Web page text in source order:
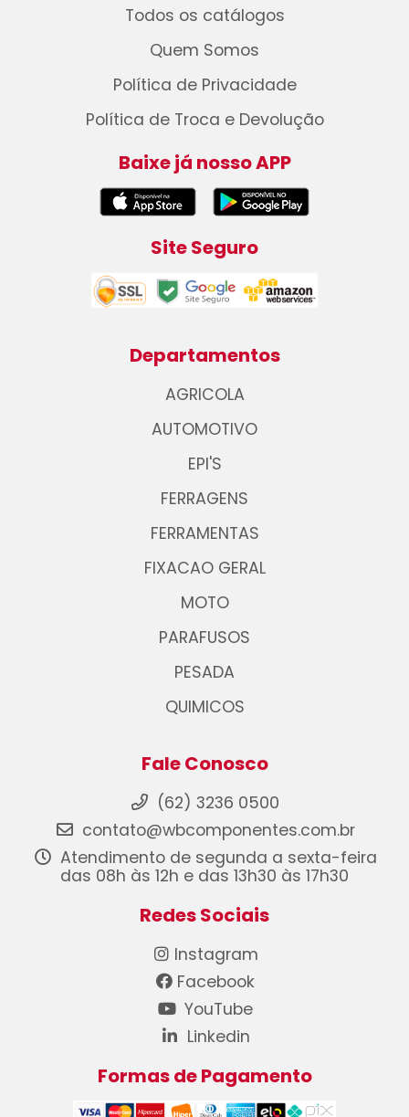
Todos os catálogos
Quem Somos
Política de Privacidade
Política de Troca e Devolução
Baixe já nosso APP
Site Seguro
Departamentos
AGRICOLA
AUTOMOTIVO
EPI'S
FERRAGENS
FERRAMENTAS
FIXACAO GERAL
MOTO
PARAFUSOS
PESADA
QUIMICOS
Fale Conosco
(62) 3236 0500
contato@wbcomponentes.com.br
Atendimento de segunda a sexta-feira
das 08h às 12h e das 13h30 às 17h30
Redes Sociais
Instagram
Facebook
YouTube
Linkedin
Formas de Pagamento